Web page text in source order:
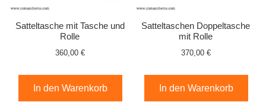
Satteltasche mit Tasche und
Rolle
360,00 €
In den Warenkorb
Satteltaschen Doppeltasche
mit Rolle
370,00 €
In den Warenkorb